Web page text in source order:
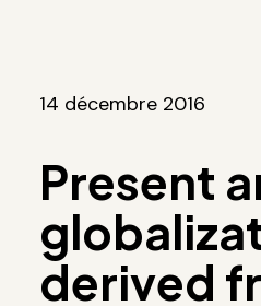
14 décembre 2016
Present
derived